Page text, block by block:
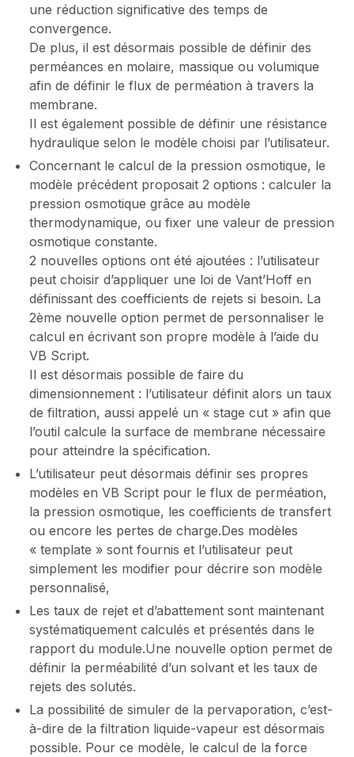
une réduction significative des temps de
convergence.
De plus, il est désormais possible de définir des
perméances en molaire, massique ou volumique
afin de définir le flux de perméation à travers la
membrane.
Il est également possible de définir une résistance
hydraulique selon le modèle choisi par l’utilisateur.
Concernant le calcul de la pression osmotique, le
modèle précédent proposait 2 options : calculer la
pression osmotique grâce au modèle
thermodynamique, ou fixer une valeur de pression
osmotique constante.
2 nouvelles options ont été ajoutées : l’utilisateur
peut choisir d’appliquer une loi de Vant’Hoff en
définissant des coefficients de rejets si besoin. La
2ème nouvelle option permet de personnaliser le
calcul en écrivant son propre modèle à l’aide du
VB Script.
Il est désormais possible de faire du
dimensionnement : l’utilisateur définit alors un taux
de filtration, aussi appelé un « stage cut » afin que
l’outil calcule la surface de membrane nécessaire
pour atteindre la spécification.
L’utilisateur peut désormais définir ses propres
modèles en VB Script pour le flux de perméation,
la pression osmotique, les coefficients de transfert
ou encore les pertes de charge.Des modèles
« template » sont fournis et l’utilisateur peut
simplement les modifier pour décrire son modèle
personnalisé,
Les taux de rejet et d’abattement sont maintenant
systématiquement calculés et présentés dans le
rapport du module.Une nouvelle option permet de
définir la perméabilité d’un solvant et les taux de
rejets des solutés.
La possibilité de simuler de la pervaporation, c’est-
à-dire de la filtration liquide-vapeur est désormais
possible. Pour ce modèle, le calcul de la force